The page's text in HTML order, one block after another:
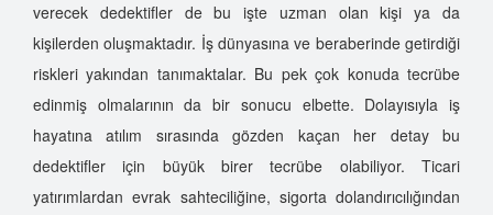
verecek dedektifler de bu işte uzman olan kişi ya da
kişilerden oluşmaktadır. İş dünyasına ve beraberinde getirdiği
riskleri yakından tanımaktalar. Bu pek çok konuda tecrübe
edinmiş olmalarının da bir sonucu elbette. Dolayısıyla iş
hayatına atılım sırasında gözden kaçan her detay bu
dedektifler için büyük birer tecrübe olabiliyor. Ticari
yatırımlardan evrak sahteciliğine, sigorta dolandırıcılığından